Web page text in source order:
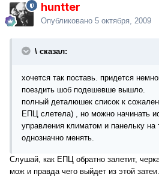
huntter
Опубликовано 5 октября, 2009
\ сказал:
хочется так поставь. придется
поездить шоб подешевше вышло.
полный деталюшек список к
ЕПЦ слетела) , но можно начинать
управления климатом и панельку на
однозначно менять.
Слушай, как ЕПЦ обратно залетит,
мож и правда чего выйдет из этой